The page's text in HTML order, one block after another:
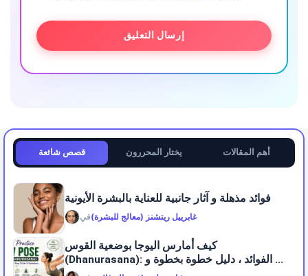
قصص شائعة يختار المحررون أهم المقالات
فوائد مذهلة و آثار جانبية للعناية بالبشرة الأيونية
فيغابرييل ريتشنز (معالج للبشرة)
كيف أمارس اليوجا بوضعية القوس
(Dhanurasana): الفوائد ، دليل خطوة بخطوة و ...